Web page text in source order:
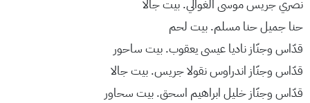
نصري جريس موسى الغوالي. بيت جالا
حنا جميل حنا مسلم. بيت لحم
قدّاس وجنّاز ناديا عيسى يعقوب. بيت ساحور
قدّاس وجنّاز اندراوس نقولا جريس. بيت جالا
قدّاس وجنّاز خليل ابراهيم اسحق. بيت سحاور